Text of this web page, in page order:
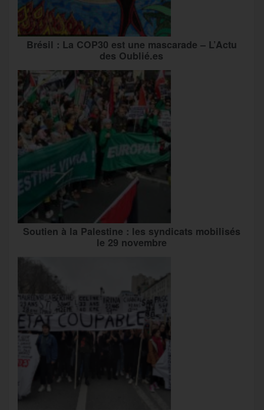
Brésil : La COP30 est une mascarade – L’Actu
des Oublié.es
Soutien à la Palestine : les syndicats mobilisés
le 29 novembre